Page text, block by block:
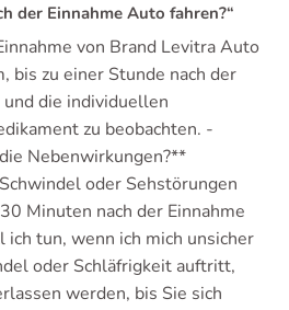
der Einnahme Auto fahren?“
von Brand Levitra Auto
bis zu einer Stunde nach der
die individuellen
zu beobachten. -
Nebenwirkungen?**
oder Sehstörungen
Minuten nach der Einnahme
tun, wenn ich mich unsicher
oder Schläfrigkeit auftritt,
werden, bis Sie sich